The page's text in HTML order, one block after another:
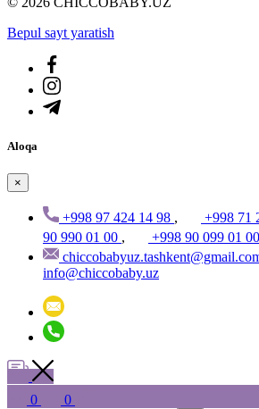
Bepul sayt yaratish
Aloqa
×
+998 97 424 14 98 , +998 71
90 990 01 00 ,
+998 90 099 01 00
info@chiccobaby.uz
0 0